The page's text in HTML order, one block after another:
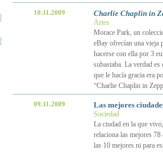
10.11.2009 Charlie Chaplin in
Artes
Morace Park, un
eBay ofrecían una vieja
hacerse con ella por 3
subastaba. La verdad
que le hacía gracia era
“Charlie Chaplin in
09.11.2009 Las mejores
Sociedad
La ciudad en la que
relaciona las mejores 78
las 10 mejores ni para